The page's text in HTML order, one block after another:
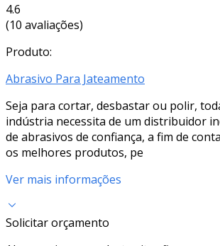
4.6
(10 avaliações)
Produto:
Abrasivo Para Jateamento
Seja para cortar, desbastar ou polir,
indústria necessita de um distribuidor
de abrasivos de confiança, a fim de
os melhores produtos, pe
Ver mais informações
Solicitar orçamento